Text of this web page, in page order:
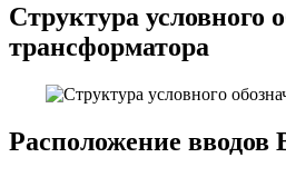
Структура условного
трансформатора
Расположение